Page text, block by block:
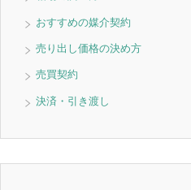
おすすめの媒介契約
売り出し価格の決め方
売買契約
決済・引き渡し